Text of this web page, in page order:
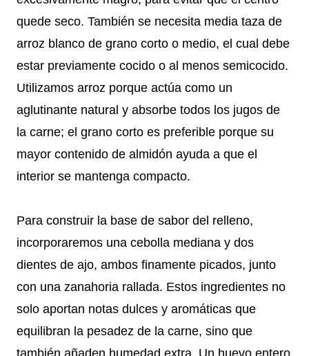
quede seco. También se necesita media taza de
arroz blanco de grano corto o medio, el cual debe
estar previamente cocido o al menos semicocido.
Utilizamos arroz porque actúa como un
aglutinante natural y absorbe todos los jugos de
la carne; el grano corto es preferible porque su
mayor contenido de almidón ayuda a que el
interior se mantenga compacto.
Para construir la base de sabor del relleno,
incorporaremos una cebolla mediana y dos
dientes de ajo, ambos finamente picados, junto
con una zanahoria rallada. Estos ingredientes no
solo aportan notas dulces y aromáticas que
equilibran la pesadez de la carne, sino que
también añaden humedad extra. Un huevo entero